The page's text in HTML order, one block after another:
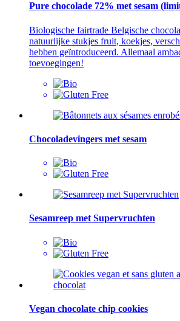
Pure chocolade 72% met sesam
Biologische fairtrade Belgische
natuurlijke stukjes fruit, koekjes,
hebben geïntroduceerd. Allemaal
toevoegingen!
Chocoladevingers met sesam
Sesamreep met Supervruchten
Vegan chocolate chip cookies